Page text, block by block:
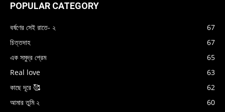
POPULAR CATEGORY
বর্ষণের সেই রাতে- ২
67
চিত্তদাহ
67
এক সমুদ্র প্রেম
65
Real love
63
কাছে দূরে 🥰
62
আমার তুমি ২
60